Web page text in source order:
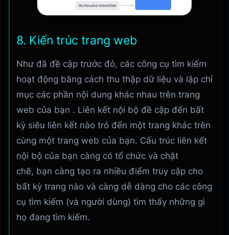
8. Kiến trúc trang web
Như đã đề cập trước đó, các công cụ tìm kiếm
hoạt động bằng cách thu thập dữ liệu và lập chỉ
mục các phần nội dung khác nhau trên trang
web của bạn . Liên kết nội bộ đề cập đến bất
kỳ siêu liên kết nào trỏ đến một trang khác trên
cùng một trang web của bạn. Cấu trúc liên kết
nội bộ của bạn càng có tổ chức và chặt
chẽ, bạn càng tạo ra nhiều điểm truy cập cho
bất kỳ trang nào và càng dễ dàng cho các công
cụ tìm kiếm (và người dùng) tìm thấy những gì
họ đang tìm kiếm.